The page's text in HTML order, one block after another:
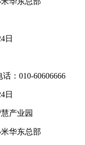
日
：010-60606666
日
产业园
华东总部